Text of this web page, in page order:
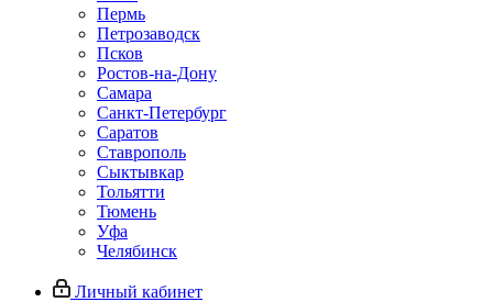
Пермь
Петрозаводск
Псков
Ростов-на-Дону
Самара
Санкт-Петербург
Саратов
Ставрополь
Сыктывкар
Тольятти
Тюмень
Уфа
Челябинск
Личный кабинет